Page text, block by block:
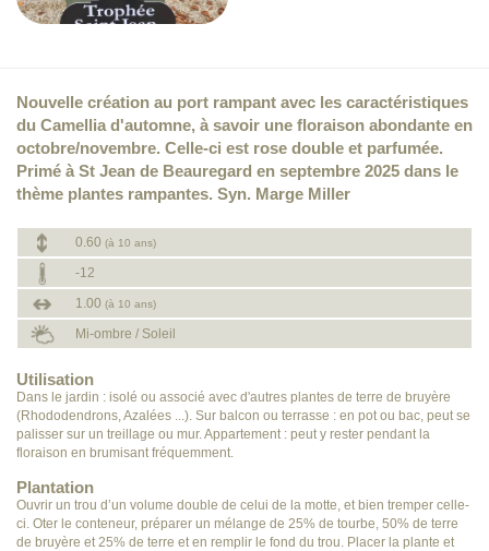
Nouvelle création au port rampant avec les caractéristiques
du Camellia d'automne, à savoir une floraison abondante en
octobre/novembre. Celle-ci est rose double et parfumée.
Primé à St Jean de Beauregard en septembre 2025 dans le
thème plantes rampantes. Syn. Marge Miller
0.60 (à 10 ans)
-12
1.00 (à 10 ans)
Mi-ombre / Soleil
Utilisation
Dans le jardin : isolé ou associé avec d'autres plantes de terre de bruyère
(Rhododendrons, Azalées ...). Sur balcon ou terrasse : en pot ou bac, peut se
palisser sur un treillage ou mur. Appartement : peut y rester pendant la
floraison en brumisant fréquemment.
Plantation
Ouvrir un trou d’un volume double de celui de la motte, et bien tremper celle-
ci. Oter le conteneur, préparer un mélange de 25% de tourbe, 50% de terre
de bruyère et 25% de terre et en remplir le fond du trou. Placer la plante et